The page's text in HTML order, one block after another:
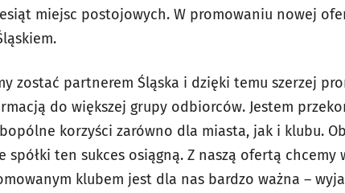
miejsc postojowych. W promowaniu nowej
zostać partnerem Śląska i dzięki temu szerzej
do większej grupy odbiorców. Jestem
korzyści zarówno dla miasta, jak i klubu.
spółki ten sukces osiągną. Z naszą ofertą chcemy
klubem jest dla nas bardzo ważna –